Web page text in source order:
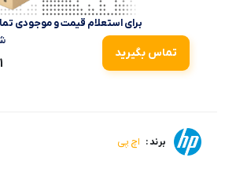
برای استعلام قیمت و موجودی
تماس بگیرید
برند : اچ پی